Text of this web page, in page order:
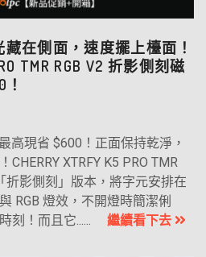
藏在側面，速度擺上檯面！
TMR RGB V2 折影側刻磁
高現省 $600！正面保持乾淨，
XTRFY K5 PRO TMR
折影側刻」版本，將字元安排在
RGB 燈效，不開燈時簡潔俐
刻！而且它...... 繼續看下去